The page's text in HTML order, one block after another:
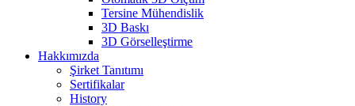
Tersine Mühendislik
3D Baskı
3D Görselleştirme
Hakkımızda
Şirket Tanıtımı
Sertifikalar
History